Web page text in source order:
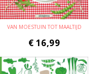
VAN MOESTUIN TOT MAALTIJD
€ 16,99